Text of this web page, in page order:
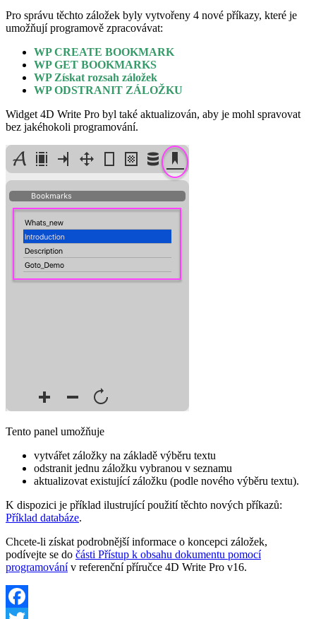
Pro správu těchto záložek byly vytvořeny 4 nové příkazy, které je
umožňují programově zpracovávat:
WP CREATE BOOKMARK
WP GET BOOKMARKS
WP Získat rozsah záložek
WP ODSTRANIT ZÁLOŽKU
Widget 4D Write Pro byl také aktualizován, aby je mohl spravovat
bez jakéhokoli programování.
Tento panel umožňuje
vytvářet záložky na základě výběru textu
odstranit jednu záložku vybranou v seznamu
aktualizovat existující záložku (podle nového výběru textu).
K dispozici je příklad ilustrující použití těchto nových příkazů:
Příklad databáze.
Chcete-li získat podrobnější informace o koncepci záložek,
podívejte se do části Přístup k obsahu dokumentu pomocí
programovánív referenční příručce 4D Write Pro v16.